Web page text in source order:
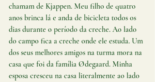
chamam de Kjappen. Meu filho de quatro
anos brinca lá e anda de bicicleta todos os
dias durante o período da creche. Ao lado
do campo fica a creche onde ele estuda. Um
dos seus melhores amigos na turma mora na
casa que foi da família Ødegaard. Minha
esposa cresceu na casa literalmente ao lado